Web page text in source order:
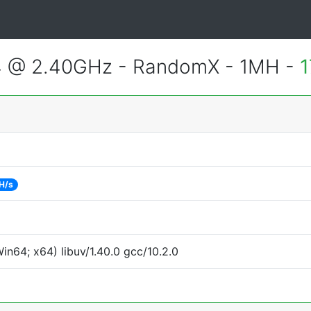
2.40GHz - RandomX - 1MH -
s
x64) libuv/1.40.0 gcc/10.2.0